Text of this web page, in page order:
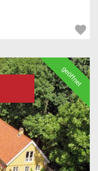
geöffnet